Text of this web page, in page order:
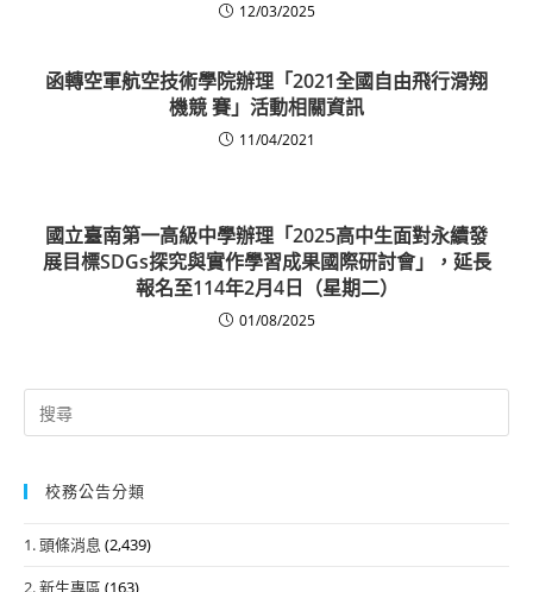
12/03/2025
函轉空軍航空技術學院辦理「2021全國自由飛行滑翔
機競 賽」活動相關資訊
11/04/2021
國立臺南第一高級中學辦理「2025高中生面對永續發
展目標SDGs探究與實作學習成果國際研討會」，延長
報名至114年2月4日（星期二）
01/08/2025
Search
for:
校務公告分類
1. 頭條消息 (2,439)
2. 新生專區 (163)